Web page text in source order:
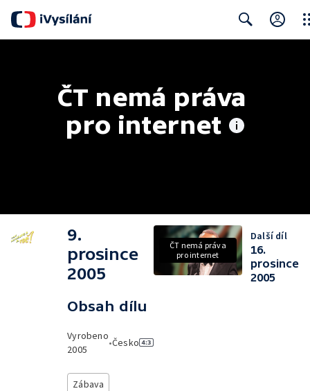
ČT nemá práva
pro internet
9.
prosince
2005
Obsah dílu
Vyrobeno
2005
•Česko
Zábava
ČT nemá práva
pro internet
Další díl
16.
prosince
2005